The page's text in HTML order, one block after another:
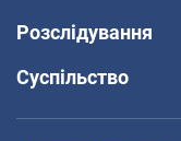
Розслідування
Суспільство